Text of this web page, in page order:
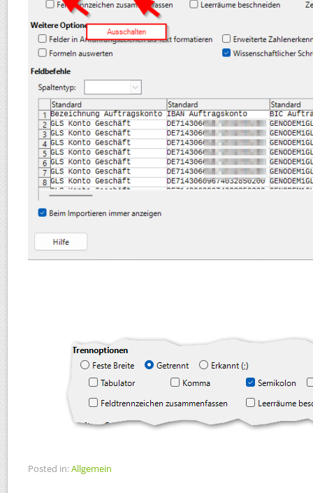
Posted in:Allgemein